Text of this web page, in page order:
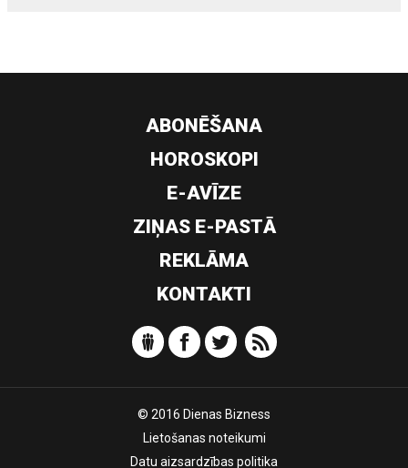
ABONĒŠANA
HOROSKOPI
E-AVĪZE
ZIŅAS E-PASTĀ
REKLĀMA
KONTAKTI
© 2016 Dienas Bizness
Lietošanas noteikumi
Datu aizsardzības politika